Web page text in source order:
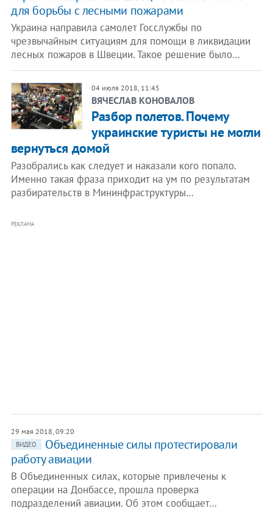
для борьбы с лесными пожарами
Украина направила самолет Госслужбы по
чрезвычайным ситуациям для помощи в ликвидации
лесных пожаров в Швеции. Такое решение было…
04 июля 2018, 11:45
ВЯЧЕСЛАВ КОНОВАЛОВ
Разбор полетов. Почему
украинские туристы не могли
вернуться домой
Разобрались как следует и наказали кого попало.
Именно такая фраза приходит на ум по результатам
разбирательств в Мининфраструктуры…
РЕКЛАМА
29 мая 2018, 09:20
ВИДЕО
Объединенные силы протестировали
работу авиации
В Объединенных силах, которые привлечены к
операции на Донбассе, прошла проверка
подразделений авиации. Об этом сообщает…